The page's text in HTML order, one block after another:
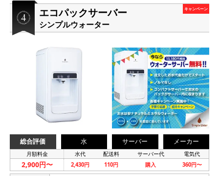
エコパックサーバー
シンプルウォーター
キャンペーン
総合評価 水 サーバー メーカー
月額料金 水代 配送料 サーバー代 電気代
2,900円〜 2,430円 110円 購入 360円〜